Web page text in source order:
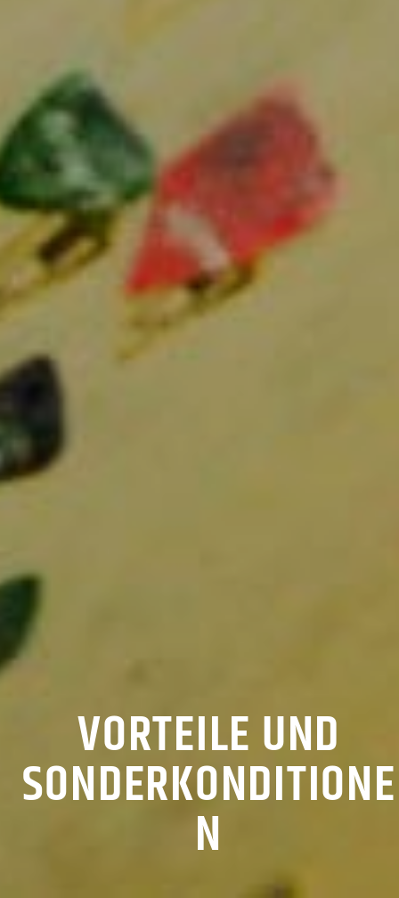
VORTEILE UND
SONDERKONDITIONE
N